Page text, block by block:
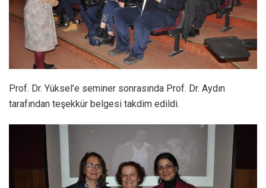
Prof. Dr. Yüksel’e seminer sonrasında Prof. Dr. Aydın
tarafından teşekkür belgesi takdim edildi.